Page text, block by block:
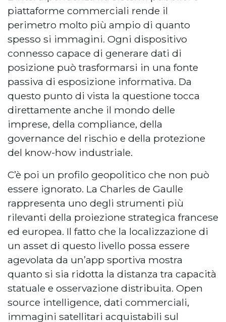
piattaforme commerciali rende il
perimetro molto più ampio di quanto
spesso si immagini. Ogni dispositivo
connesso capace di generare dati di
posizione può trasformarsi in una fonte
passiva di esposizione informativa. Da
questo punto di vista la questione tocca
direttamente anche il mondo delle
imprese, della compliance, della
governance del rischio e della protezione
del know-how industriale.
C’è poi un profilo geopolitico che non può
essere ignorato. La Charles de Gaulle
rappresenta uno degli strumenti più
rilevanti della proiezione strategica francese
ed europea. Il fatto che la localizzazione di
un asset di questo livello possa essere
agevolata da un’app sportiva mostra
quanto si sia ridotta la distanza tra capacità
statuale e osservazione distribuita. Open
source intelligence, dati commerciali,
immagini satellitari acquistabili sul